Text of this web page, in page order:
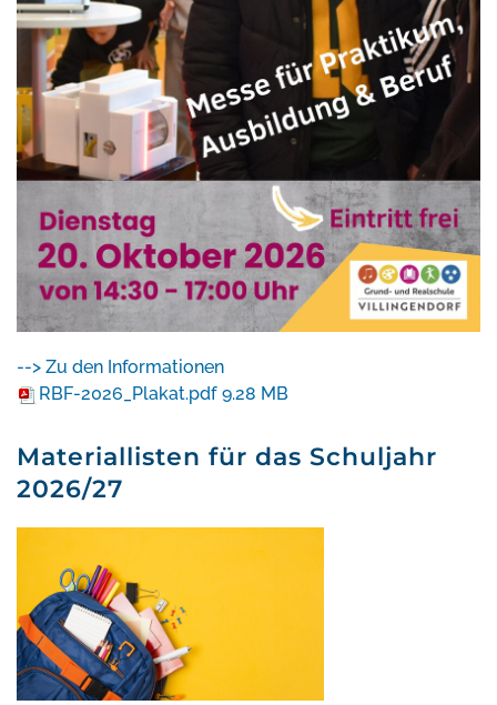
--> Zu den Informationen
RBF-2026_Plakat.pdf 9.28 MB
Materiallisten für das Schuljahr
2026/27